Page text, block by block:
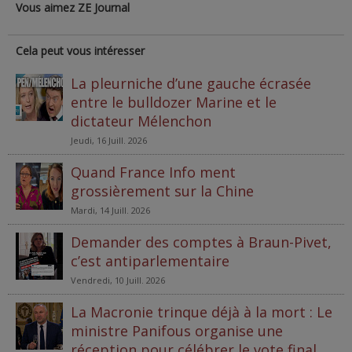
Vous aimez ZE Journal
Cela peut vous intéresser
La pleurniche d’une gauche écrasée
entre le bulldozer Marine et le
dictateur Mélenchon
Jeudi, 16 Juill. 2026
Quand France Info ment
grossièrement sur la Chine
Mardi, 14 Juill. 2026
Demander des comptes à Braun-Pivet,
c’est antiparlementaire
Vendredi, 10 Juill. 2026
La Macronie trinque déjà à la mort : Le
ministre Panifous organise une